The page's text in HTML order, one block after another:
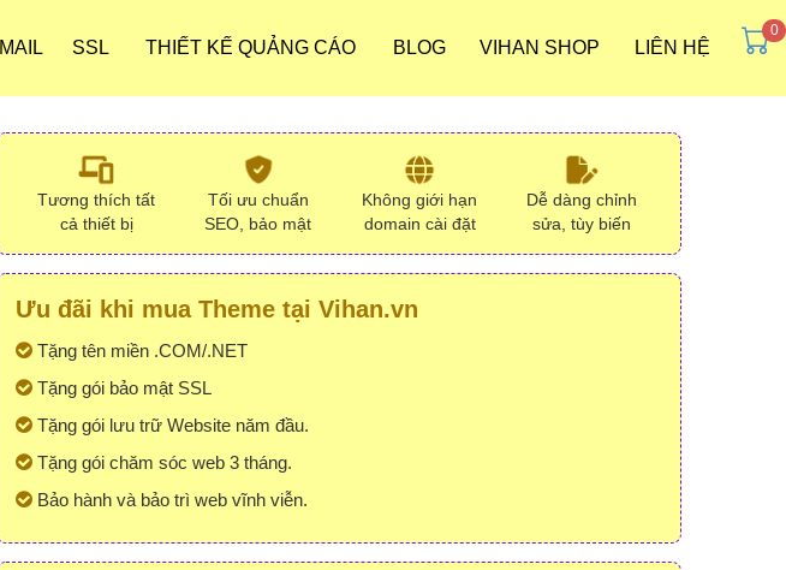
MAIL SSL THIẾT KẾ QUẢNG CÁO BLOG VIHAN SHOP LIÊN HỆ
Tương thích tất
cả thiết bị
Tối ưu chuẩn
SEO, bảo mật
Không giới hạn
domain cài đặt
Dễ dàng chỉnh
sửa, tùy biến
Ưu đãi khi mua Theme tại Vihan.vn
Tặng tên miền .COM/.NET
Tặng gói bảo mật SSL
Tặng gói lưu trữ Website năm đầu.
Tặng gói chăm sóc web 3 tháng.
Bảo hành và bảo trì web vĩnh viễn.